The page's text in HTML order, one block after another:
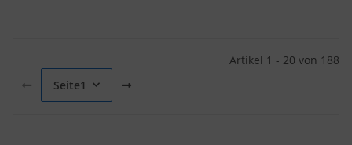
Artikel 1 - 20 von 188
Seite1